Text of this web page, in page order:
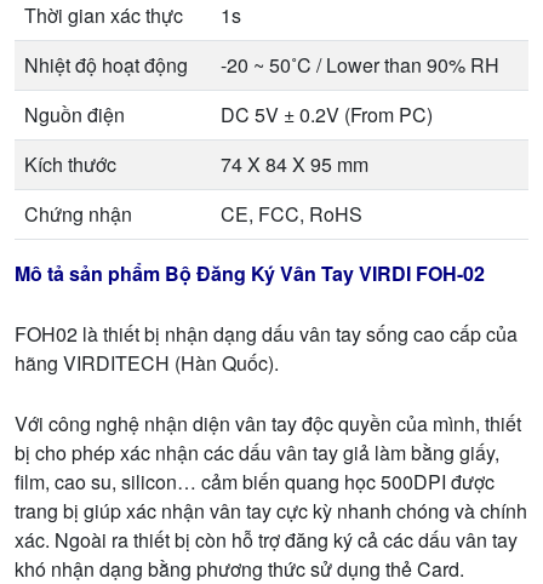
Mô tả sản phẩm Bộ Đăng Ký Vân Tay VIRDI FOH-02
FOH02 là thiết bị nhận dạng dấu vân tay sống cao cấp của
hãng VIRDITECH (Hàn Quốc).
Với công nghệ nhận diện vân tay độc quyền của mình, thiết
bị cho phép xác nhận các dấu vân tay giả làm bằng giấy,
film, cao su, silicon… cảm biến quang học 500DPI được
trang bị giúp xác nhận vân tay cực kỳ nhanh chóng và chính
xác. Ngoài ra thiết bị còn hỗ trợ đăng ký cả các dấu vân tay
khó nhận dạng bằng phương thức sử dụng thẻ Card.
Thời gian xác thực
1s
Nhiệt độ hoạt động
-20 ~ 50˚C / Lower than 90% RH
Nguồn điện
DC 5V ± 0.2V (From PC)
Kích thước
74 X 84 X 95 mm
Chứng nhận
CE, FCC, RoHS